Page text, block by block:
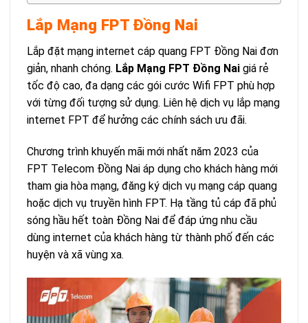
Lắp Mạng FPT Đồng Nai
Lắp đặt mạng internet cáp quang FPT Đồng Nai đơn
giản, nhanh chóng. Lắp Mạng FPT Đồng Nai giá rẻ
tốc độ cao, đa dạng các gói cước Wifi FPT phù hợp
với từng đối tượng sử dụng. Liên hệ dịch vụ lắp mạng
internet FPT để hưởng các chính sách ưu đãi.
Chương trình khuyến mãi mới nhất năm 2023 của
FPT Telecom Đồng Nai áp dụng cho khách hàng mới
tham gia hòa mạng, đăng ký dịch vụ mạng cáp quang
hoặc dịch vụ truyền hình FPT. Hạ tầng tủ cáp đã phủ
sóng hầu hết toàn Đồng Nai để đáp ứng nhu cầu
dùng internet của khách hàng từ thành phố đến các
huyện và xã vùng xa.